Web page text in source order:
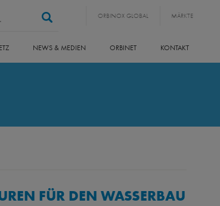
MÄRKTE
ORBINOX GLOBAL
NEWS & MEDIEN ORBINET KONTAKT
FÜR DEN WASSERBAU